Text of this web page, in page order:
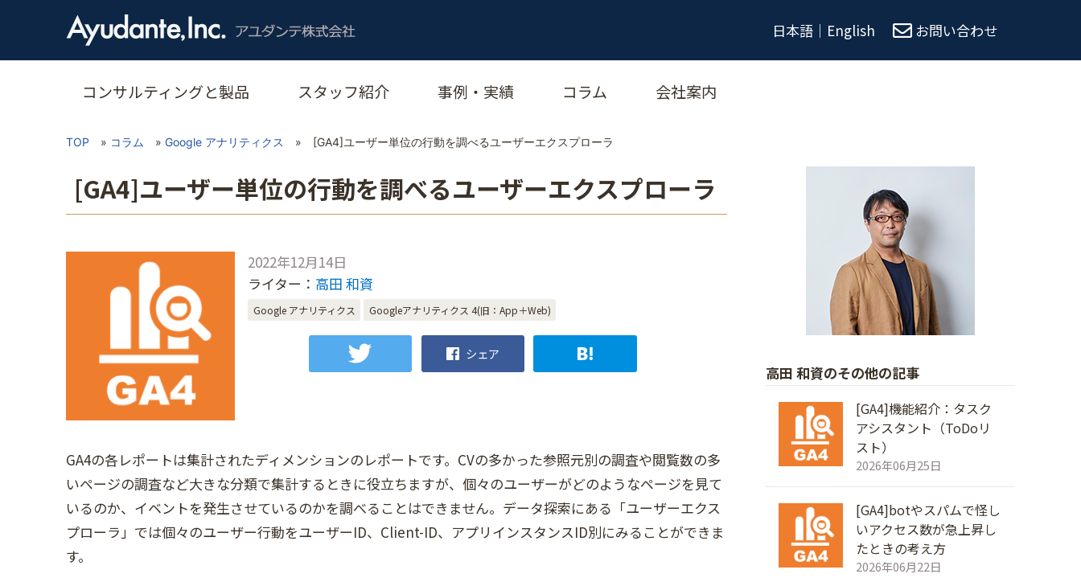
日本語 ｜ English お問い合わせ
コンサルティングと製品 スタッフ紹介 事例・実績 コラム 会社案内
TOP » コラム » Google アナリティクス » [GA4]ユーザー単位の行動を調べるユーザーエクスプローラ
[GA4]ユーザー単位の行動を調べるユーザーエクスプローラ
2022年12月14日
ライター： 高田 和資
Google アナリティクス Googleアナリティクス 4(旧：App＋Web)
シェア
GA4の各レポートは集計されたディメンションのレポートです。CVの多かった参照元別の調査や閲覧数の多
いページの調査など大きな分類で集計するときに役立ちますが、個々のユーザーがどのようなページを見て
いるのか、イベントを発生させているのかを調べることはできません。データ探索にある「ユーザーエクス
プローラ」では個々のユーザー行動をユーザーID、Client-ID、アプリインスタンスID別にみることができま
す。
高田 和資のその他の記事
[GA4]機能紹介：タスク
アシスタント（ToDoリ
スト）
2026年06月25日
[GA4]botやスパムで怪し
いアクセス数が急上昇し
たときの考え方
2026年06月22日